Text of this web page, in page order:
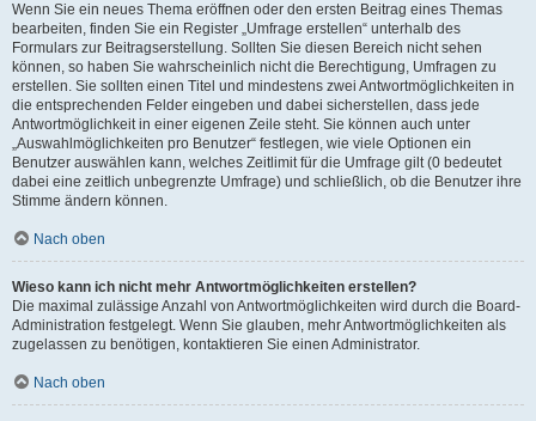
Wenn Sie ein neues Thema eröffnen oder den ersten Beitrag eines Themas
bearbeiten, finden Sie ein Register „Umfrage erstellen“ unterhalb des
Formulars zur Beitragserstellung. Sollten Sie diesen Bereich nicht sehen
können, so haben Sie wahrscheinlich nicht die Berechtigung, Umfragen zu
erstellen. Sie sollten einen Titel und mindestens zwei Antwortmöglichkeiten in
die entsprechenden Felder eingeben und dabei sicherstellen, dass jede
Antwortmöglichkeit in einer eigenen Zeile steht. Sie können auch unter
„Auswahlmöglichkeiten pro Benutzer“ festlegen, wie viele Optionen ein
Benutzer auswählen kann, welches Zeitlimit für die Umfrage gilt (0 bedeutet
dabei eine zeitlich unbegrenzte Umfrage) und schließlich, ob die Benutzer ihre
Stimme ändern können.
Nach oben
Wieso kann ich nicht mehr Antwortmöglichkeiten erstellen?
Die maximal zulässige Anzahl von Antwortmöglichkeiten wird durch die Board-
Administration festgelegt. Wenn Sie glauben, mehr Antwortmöglichkeiten als
zugelassen zu benötigen, kontaktieren Sie einen Administrator.
Nach oben